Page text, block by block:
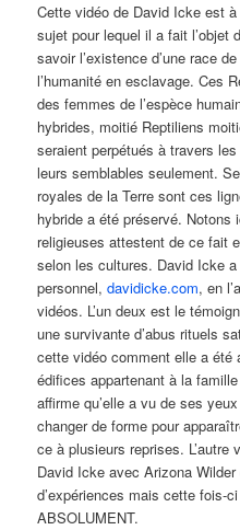
Cette vidéo de David Icke est
sujet pour lequel il a fait l’objet
savoir l’existence d’une race
l’humanité en esclavage. Ces
des femmes de l’espèce
hybrides, moitié Reptiliens
seraient perpétués à travers
leurs semblables seulement.
royales de la Terre sont ces
hybride a été préservé. Notons
religieuses attestent de ce fait
selon les cultures. David Icke
personnel,davidicke.com, en
vidéos. L’un deux est le
une survivante d’abus rituels
cette vidéo comment elle a été
édifices appartenant à la
affirme qu’elle a vu de ses
changer de forme pour
ce à plusieurs reprises.
David Icke avec Arizona
d’expériences mais cette fois-
ABSOLUMENT.